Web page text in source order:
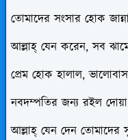
তোমাদের সংসার হোক
আল্লাহ্ যেন করেন, সব
প্রেম হোক হালাল,
নবদম্পতির জন্য রইল দোয়া
আল্লাহ্ যেন দেন তোমাদের